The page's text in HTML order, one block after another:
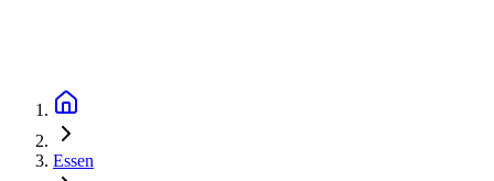
Essen